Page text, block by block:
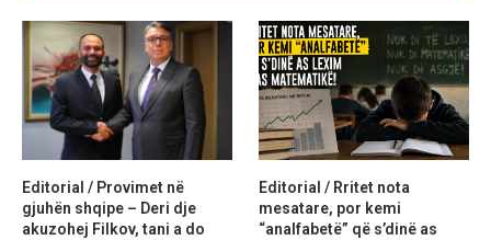
Editorial / Provimet në
gjuhën shqipe – Deri dje
akuzohej Filkov, tani a do
Editorial / Rritet nota
mesatare, por kemi
“analfabetë” që s’dinë as